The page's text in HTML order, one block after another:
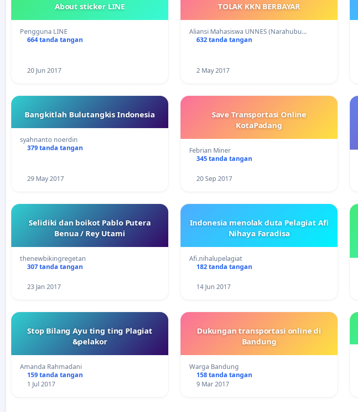
About sticker LINE
Pengguna LINE
664 tanda tangan
20 Jun 2017
TOLAK KKN BERBAYAR
Aliansi Mahasiswa UNNES (Narahubu…
632 tanda tangan
2 May 2017
Bangkitlah Bulutangkis Indonesia
syahnanto noerdin
379 tanda tangan
29 May 2017
Save Transportasi Online
KotaPadang
Febrian Miner
345 tanda tangan
20 Sep 2017
Selidiki dan boikot Pablo Putera
Benua / Rey Utami
thenewbikingregetan
307 tanda tangan
23 Jan 2017
Indonesia menolak duta Pelagiat Afi
Nihaya Faradisa
Afi.nihalupelagiat
182 tanda tangan
14 Jun 2017
Stop Bilang Ayu ting ting Plagiat
&pelakor
Amanda Rahmadani
159 tanda tangan
1 Jul 2017
Dukungan transportasi online di
Bandung
Warga Bandung
158 tanda tangan
9 Mar 2017